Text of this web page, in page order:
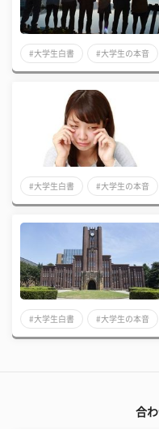
#大学生白書 #大学生の本音
#大学生白書 #大学生の本音
#大学生白書 #大学生の本音
合